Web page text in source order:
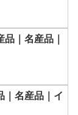
｜名産品｜
｜名産品｜イ